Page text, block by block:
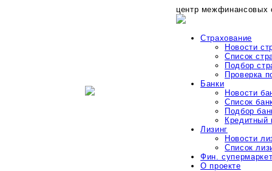
центр межфинансовых
Страхование
Новости
Список
Подбор
Проверка
Банки
Новости
Список
Подбор
Кредитный
Лизинг
Новости
Список
Фин.
О проекте